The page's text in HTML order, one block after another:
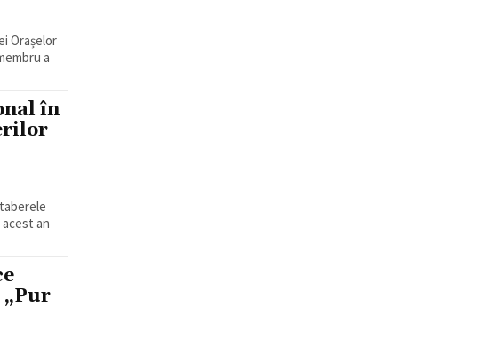
Orașelor
a
în
an